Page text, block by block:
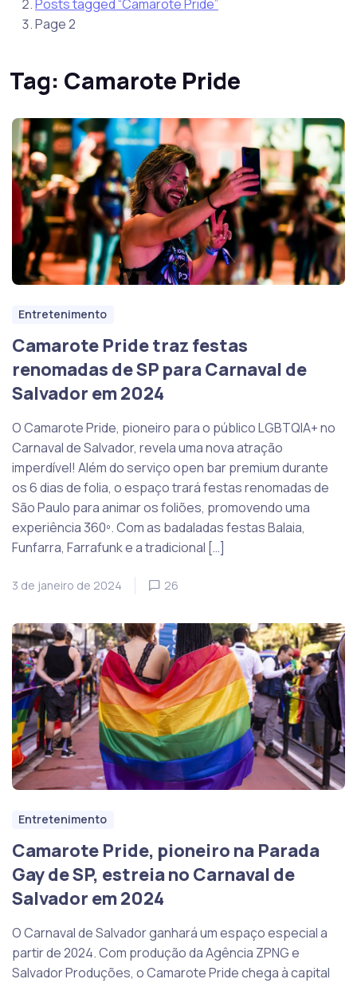
Posts tagged “Camarote Pride”
Page 2
Tag: Camarote Pride
Entretenimento
Camarote Pride traz festas
renomadas de SP para Carnaval de
Salvador em 2024
O Camarote Pride, pioneiro para o público LGBTQIA+ no
Carnaval de Salvador, revela uma nova atração
imperdível! Além do serviço open bar premium durante
os 6 dias de folia, o espaço trará festas renomadas de
São Paulo para animar os foliões, promovendo uma
experiência 360º. Com as badaladas festas Balaia,
Funfarra, Farrafunk e a tradicional […]
3 de janeiro de 2024 26
Entretenimento
Camarote Pride, pioneiro na Parada
Gay de SP, estreia no Carnaval de
Salvador em 2024
O Carnaval de Salvador ganhará um espaço especial a
partir de 2024. Com produção da Agência ZPNG e
Salvador Produções, o Camarote Pride chega à capital